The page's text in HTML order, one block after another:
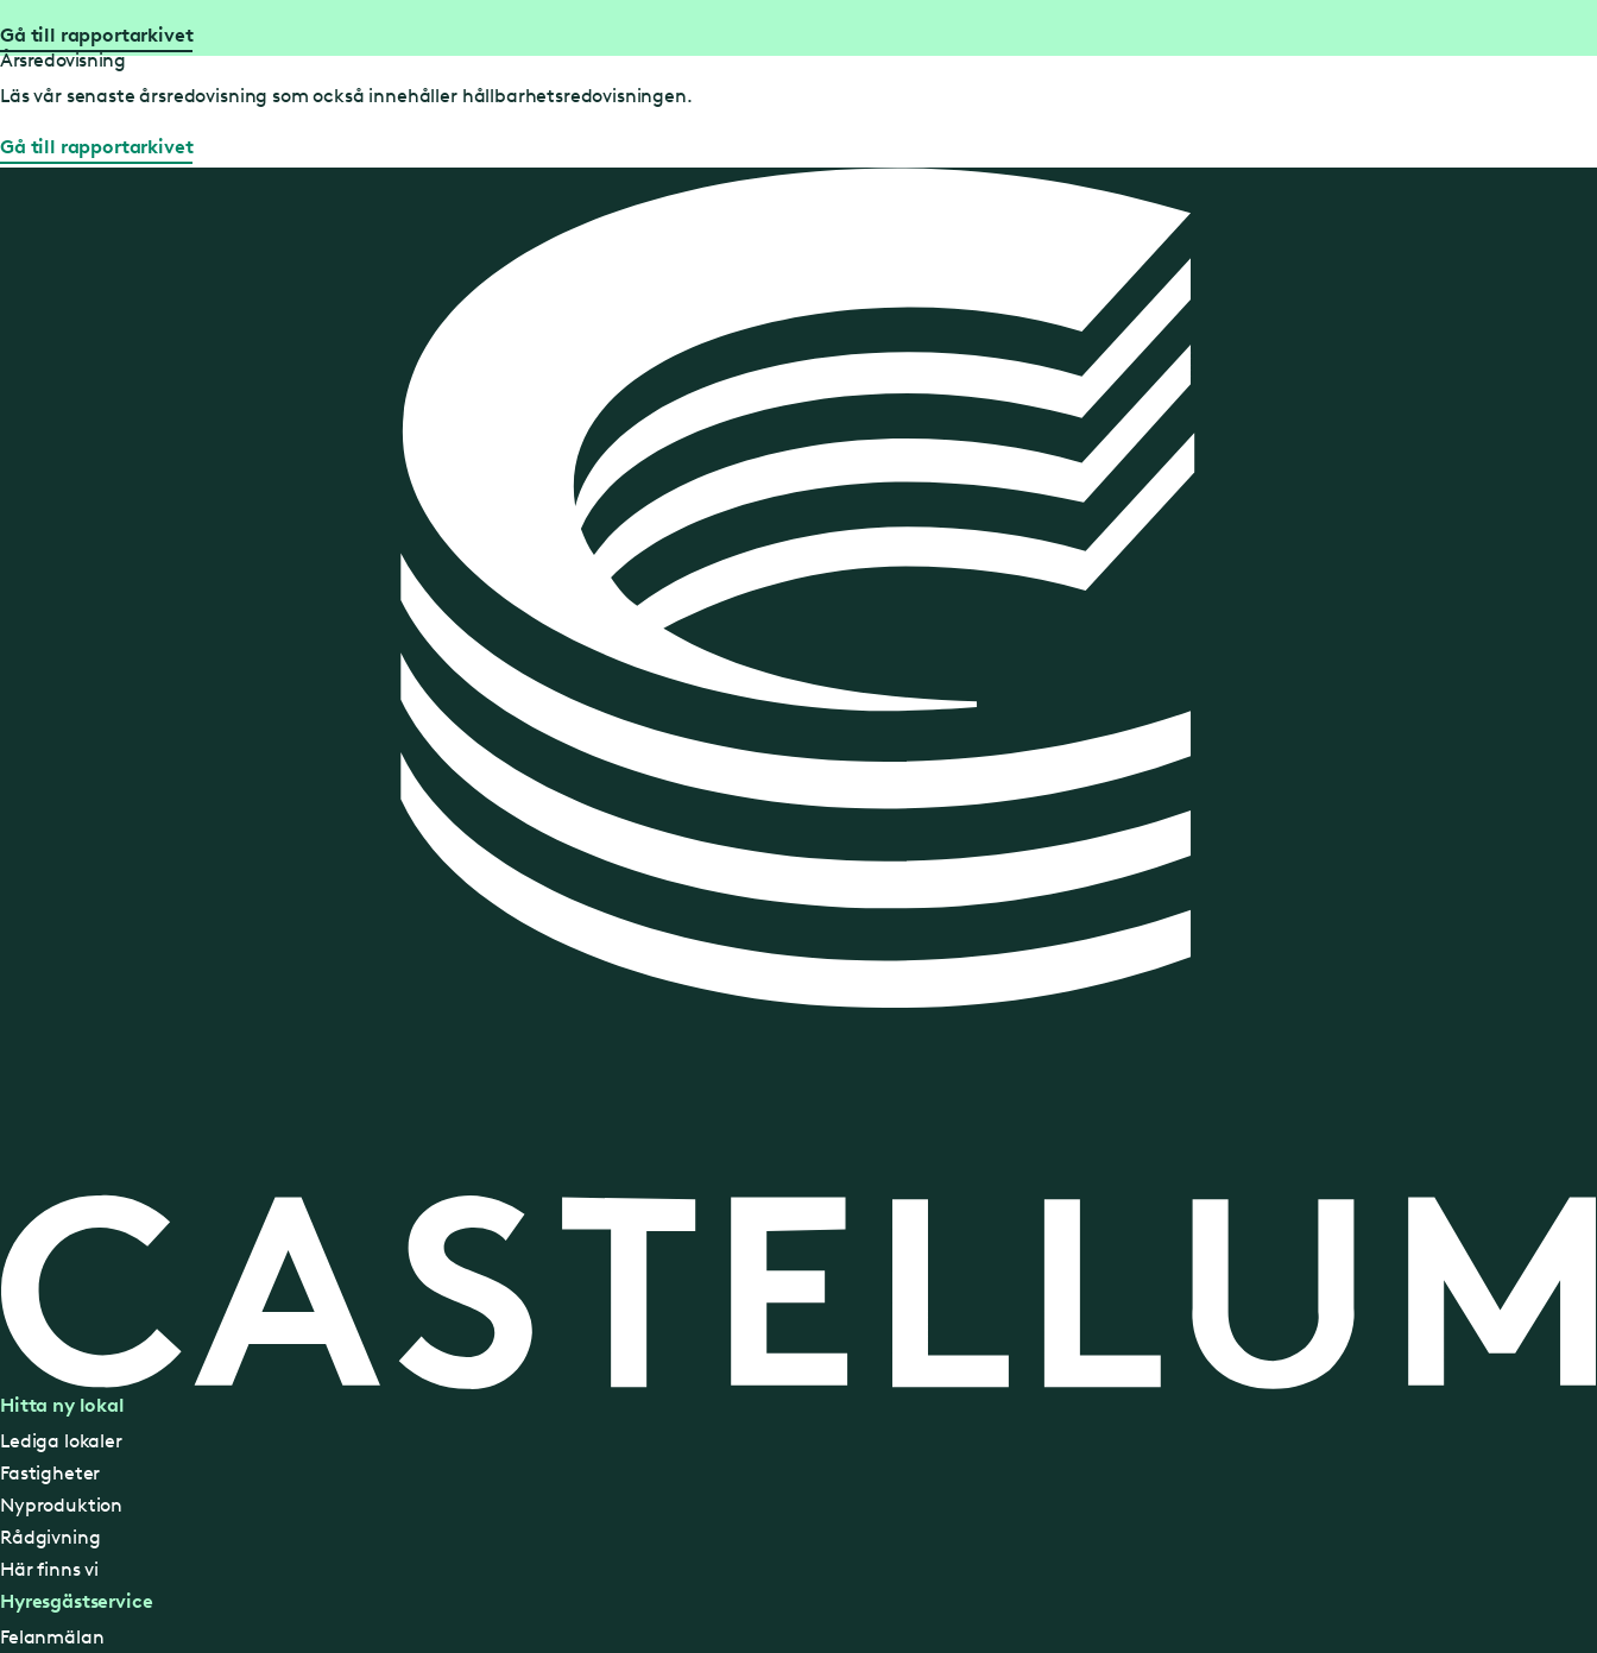
Gå till rapportarkivet
Årsredovisning
Läs vår senaste årsredovisning som också innehåller hållbarhetsredovisningen.
Gå till rapportarkivet
Hitta ny lokal
Lediga lokaler
Fastigheter
Nyproduktion
Rådgivning
Här finns vi
Hyresgästservice
Felanmälan